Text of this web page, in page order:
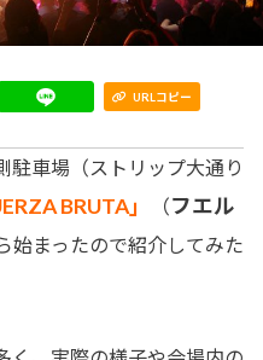
URLコピー
車場（ストリップ大通り
BRUTA」 （フエル
始まったので紹介してみた